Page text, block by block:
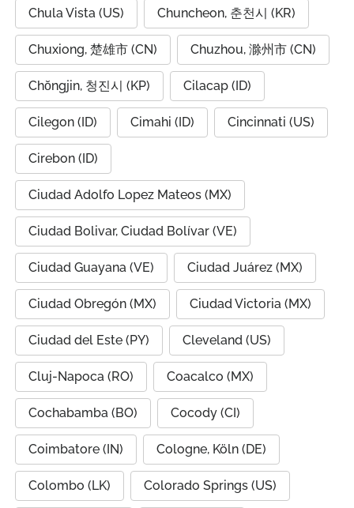
Chula Vista (US) Chuncheon, 춘천시 (KR)
Chuxiong, 楚雄市 (CN) Chuzhou, 滁州市 (CN)
Chŏngjin, 청진시 (KP) Cilacap (ID)
Cilegon (ID) Cimahi (ID) Cincinnati (US)
Cirebon (ID)
Ciudad Adolfo Lopez Mateos (MX)
Ciudad Bolivar, Ciudad Bolívar (VE)
Ciudad Guayana (VE) Ciudad Juárez (MX)
Ciudad Obregón (MX) Ciudad Victoria (MX)
Ciudad del Este (PY) Cleveland (US)
Cluj-Napoca (RO) Coacalco (MX)
Cochabamba (BO) Cocody (CI)
Coimbatore (IN) Cologne, Köln (DE)
Colombo (LK) Colorado Springs (US)